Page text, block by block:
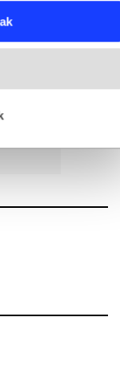
eta zerbitzuak